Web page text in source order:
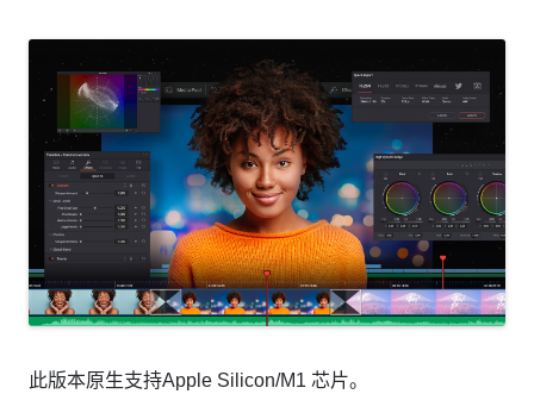
此版本原生支持Apple Silicon/M1 芯片。